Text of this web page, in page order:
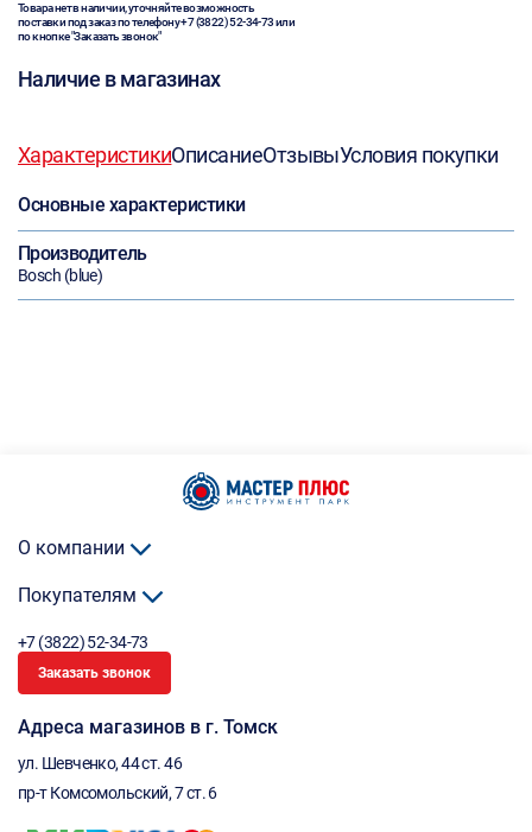
Товара нет в наличии, уточняйте возможность
поставки под заказ по телефону+7 (3822) 52-34-73или
по кнопке "Заказать звонок"
Наличие в магазинах
ХарактеристикиОписаниеОтзывыУсловия покупки
Основные характеристики
Производитель
Bosch (blue)
О компании
Покупателям
+7 (3822) 52-34-73
Заказать звонок
Адреса магазинов в г. Томск
ул. Шевченко, 44 ст. 46
пр-т Комсомольский, 7 ст. 6